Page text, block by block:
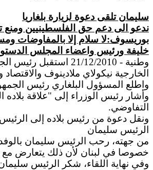
سليمان تلقى دعوة لزيارة بلغاريا
ندعو الى دعم حق الفلسطينيين ومنع
بوريسوف:لا سلام إلا بالمفاوضات
خليفة ورئيس واعضاء المجلس
وطنية - 21/12/
الخارجية نيكولاي ملادينوف
واطلع المسؤول البلغاري رئيس
وأشار رئيس الوزراء إلى "علاقة
التفاوضي.
ونقل دعوة من رئيس بلاده إلى
الرئيس سليمان
من جهته، رحب الرئيس سليمان
خصوصا في لبنان لأن ذلك يتعارض مع
وفي نهاية اللقاء، شكر الرئيس